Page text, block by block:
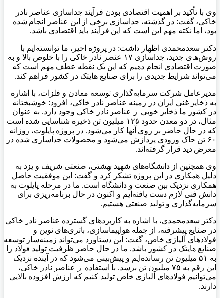
وی با تأکید بر اهمیت اقتصادی بودن فرآیند جداسازی عناصر نادر
خاکی، گفت: در گذشته، جداسازی برخی از این عناصر انجام شده
بود، اما نکته مهم این است که این فرآیند باید اقتصادی باشد.
دکتر سعدمحمدی اظهار داشت: در پروژه اخیر، ما توانسته‌ایم با
روش‌های جدید، جداسازی ۱۷ عنصر نادر خاکی را با خلوص بالا و به
صورت اقتصادی انجام دهیم که این یک نقطه عطف مهم است که
می‌تواند شرایط جدیدی را برای صنایع هایتک در کشور فراهم کند.
مدیرعامل شرکت سرمایه‌گذاری توسعه معادن و فلزات، با اشاره
به ذخایر غنی ایران در زمینه عناصر نادر خاکی، افزود: خوشبختانه
در کشور ما ذخایر خوبی از عناصر نادر خاکی وجود دارد. به عنوان
مثال، در دو معدن حدود ۱۲۵ میلیون تن ذخیره شناسایی شده است
که در حال حاضر بر روی آنها کار می‌شود. در پروژه پایلوت، روزانه
۶۰ تن خاک ورودی پردازش می‌شود و محصولات جداسازی شده در
معرض دید قرار گرفته‌اند.
وی همچنین از دانشگاه‌های شهید بهشتی، صنعتی شریف و یزد به
دلیل همکاری در این پروژه تشکر کرد و گفت: این موفقیت حاصل
همکاری نزدیک بین صنعت و دانشگاه است. ما در مرحله پایلوت به
دانش فنی لازم دست یافته‌ایم و اکنون در حال برنامه‌ریزی برای
سرمایه‌گذاری و تولید صنعتی هستیم.
دکتر سعدمحمدی، با اشاره به کاربردهای گسترده عناصر نادر خاکی
در صنایع پیشرفته، از جمله هواپیماسازی، باتری‌های نوین و
فولادهای آلیاژی خاص، گفت: این دستاورد می‌تواند زمینه‌ساز توسعه
صنایع هایتک در کشور باشد. ما در حال حاضر ظرفیت تولید فولاد را
به ۵۱ میلیون تن رسانده‌ایم و پیش‌بینی می‌شود که در آینده نزدیک
این رقم به ۷۵ میلیون تن برسد. با استفاده از عناصر نادر خاکی،
می‌توانیم فولادهای آلیاژی خاص تولید کنیم که ارزش افزوده بالایی
دارند.